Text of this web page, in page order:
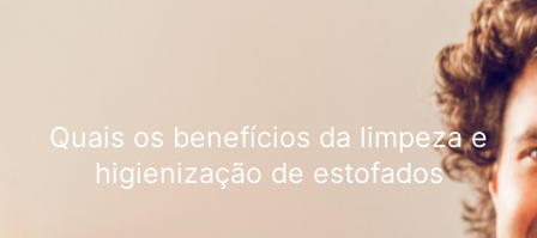
Quais os benefícios da limpeza e
higienização de estofados